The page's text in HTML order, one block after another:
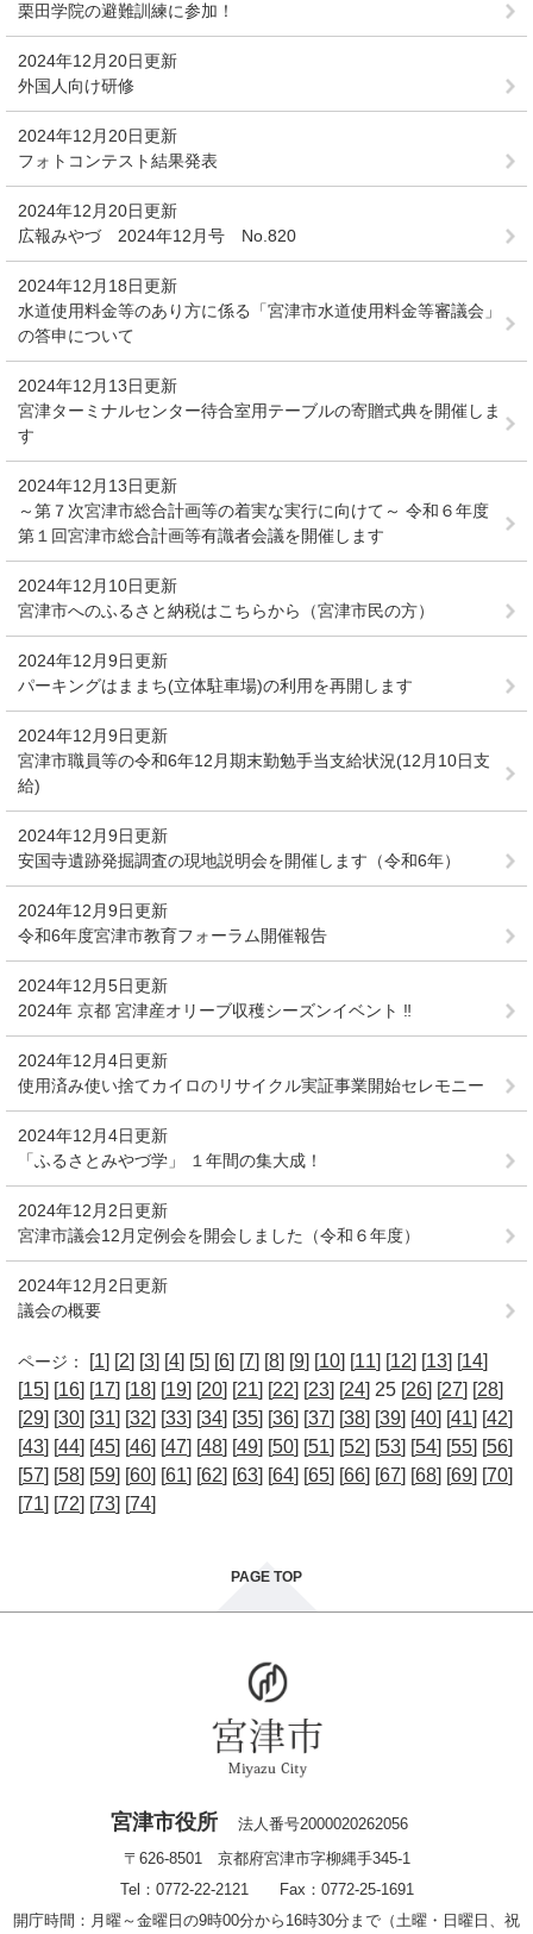
栗田学院の避難訓練に参加！
2024年12月20日更新
外国人向け研修
2024年12月20日更新
フォトコンテスト結果発表
2024年12月20日更新
広報みやづ 2024年12月号 No.820
2024年12月18日更新
水道使用料金等のあり方に係る「宮津市水道使用料金等審議会」
の答申について
2024年12月13日更新
宮津ターミナルセンター待合室用テーブルの寄贈式典を開催しま
す
2024年12月13日更新
～第７次宮津市総合計画等の着実な実行に向けて～ 令和６年度
第１回宮津市総合計画等有識者会議を開催します
2024年12月10日更新
宮津市へのふるさと納税はこちらから（宮津市民の方）
2024年12月9日更新
パーキングはままち(立体駐車場)の利用を再開します
2024年12月9日更新
宮津市職員等の令和6年12月期末勤勉手当支給状況(12月10日支
給)
2024年12月9日更新
安国寺遺跡発掘調査の現地説明会を開催します（令和6年）
2024年12月9日更新
令和6年度宮津市教育フォーラム開催報告
2024年12月5日更新
2024年 京都 宮津産オリーブ収穫シーズンイベント ‼
2024年12月4日更新
使用済み使い捨てカイロのリサイクル実証事業開始セレモニー
2024年12月4日更新
「ふるさとみやづ学」 １年間の集大成！
2024年12月2日更新
宮津市議会12月定例会を開会しました（令和６年度）
2024年12月2日更新
議会の概要
ページ： [1] [2] [3] [4] [5] [6] [7] [8] [9] [10] [11] [12] [13] [14]
[15] [16] [17] [18] [19] [20] [21] [22] [23] [24] 25 [26] [27] [28]
[29] [30] [31] [32] [33] [34] [35] [36] [37] [38] [39] [40] [41] [42]
[43] [44] [45] [46] [47] [48] [49] [50] [51] [52] [53] [54] [55] [56]
[57] [58] [59] [60] [61] [62] [63] [64] [65] [66] [67] [68] [69] [70]
[71] [72] [73] [74]
PAGE TOP
宮津市役所
法人番号2000020262056
〒626-8501 京都府宮津市字柳縄手345-1
Tel：0772-22-2121 Fax：0772-25-1691
開庁時間：月曜～金曜日の9時00分から16時30分まで（土曜・日曜日、祝